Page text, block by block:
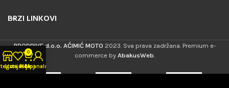
BRZI LINKOVI
PRODRIVE d.o.o. AĆIMIĆ MOTO 2023. Sva prava zadržana. Premium e-
commerce by AbakusWeb.
Lista želja
0
Korpa
Moj nalog